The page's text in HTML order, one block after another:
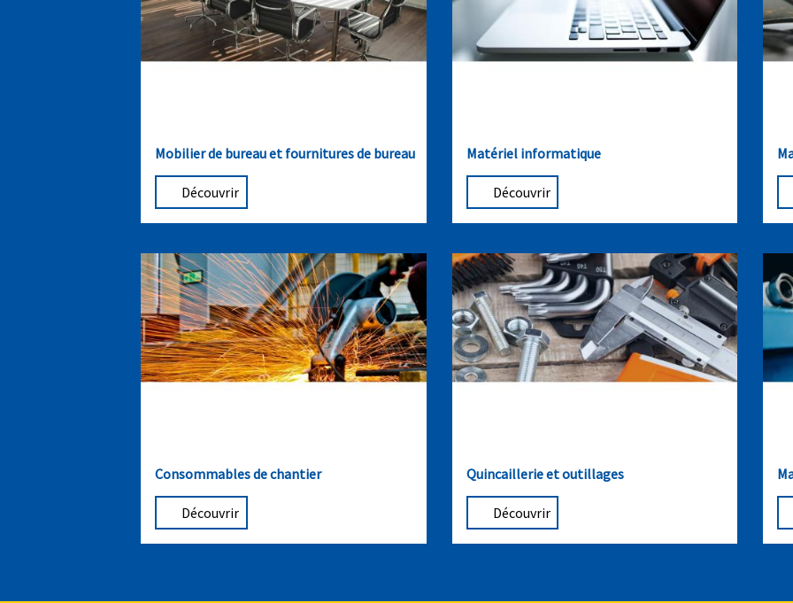
Mobilier de bureau et fournitures de bureau
Découvrir
Matériel informatique
Découvrir
Consommables de chantier
Découvrir
Quincaillerie et outillages
Découvrir